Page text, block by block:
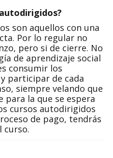
son aquellos con una
Por lo regular no
pero si de cierre. No
de aprendizaje social
consumir los
participar de cada
siempre velando que
para la que se espera
cursos autodirigidos
de pago, tendrás
curso.